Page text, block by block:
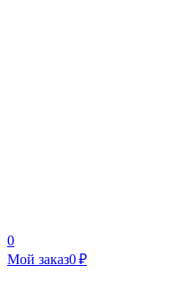
0
Мой заказ0 ₽